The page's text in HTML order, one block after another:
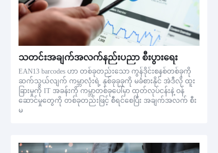
သတင်းအချက်အလက်နည်းပညာ စီးပွားရေး
EAN13 barcodes ဟာ တစ်ခုတည်းသော ကွန်ဒိုင်းစနစ်တစ်ခုကို
ဆက်သွယ်လျက် ကမ္ဘာလုံးရဲ့ နှစ်ခုခုခုကို မခံစားနိုင် အဲဒီလို ထူး
ခြားမှုကို IT အခန်းကို ကမ္ဘာတစ်ခုပေါ်မှာ ထုတ်လုပ်ငန်းနဲ့ ဝန်
ဆောင်မှုတွေကို တစ်ခုတည်းဖြင့် စီရင်စေပြီး အချက်အလက် စီး
မ